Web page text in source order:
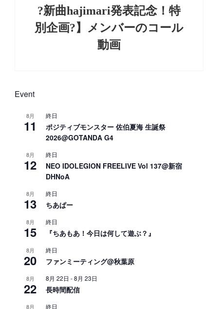
?新曲hajimari発表記念！特
別企画?】メンバーのコール
動画
Event
8月
11
終日
ポジティブモンスター 佐伯夏海 生誕祭
2026@GOTANDA G4
8月
12
終日
NEO IDOLEGION FREELIVE Vol 137@新宿
DHNoA
8月
13
終日
ちあぱー
8月
15
終日
『ちあもあ！今日は何して遊ぶ？』
8月
20
終日
ファンミーティング@秋葉原
8月
22
8月 22日 -8月 23日
長時間配信
8月 終日